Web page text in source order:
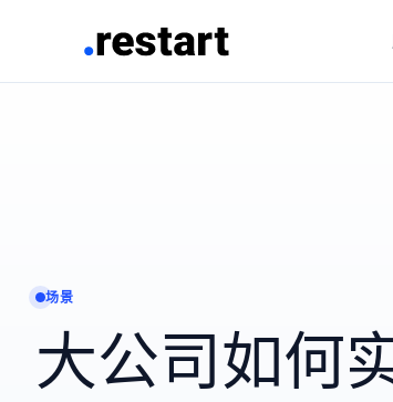
场景
大公司如何